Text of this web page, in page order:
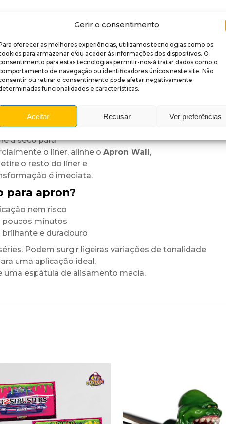
Gerir o consentimento
oferecer as melhores experiências, utilizamos tecnologias como os
para armazenar e/ou aceder às informações dos dispositivos. O
para estas tecnologias permitir-nos-á tratar dados como o
de navegação ou identificadores únicos neste site. Não
ou retirar o consentimento pode afetar negativamente
funcionalidades e características.
Aceitar Recusar Ver preferências
UV, aos pequenos
resultado mantém-se vibrante
brilhante adesivo (corte por medida)
a seco para
o liner, alinhe o Apron Wall,
o resto do liner e
é imediata.
para apron?
nem risco
poucos minutos
e duradouro
Podem surgir ligeiras variações de tonalidade
uma aplicação ideal,
espátula de alisamento macia.